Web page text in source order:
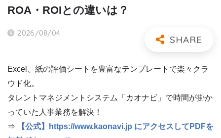
ROA・ROIとの違いは？
2026/08/04
Excel、紙の評価シートを豊富なテンプレートで楽々クラ
ウド化。
タレントマネジメントシステム「カオナビ」で時間が掛か
っていた人事業務を解決！
⇒
【公式】https://www.kaonavi.jp にアクセスしてPDFを